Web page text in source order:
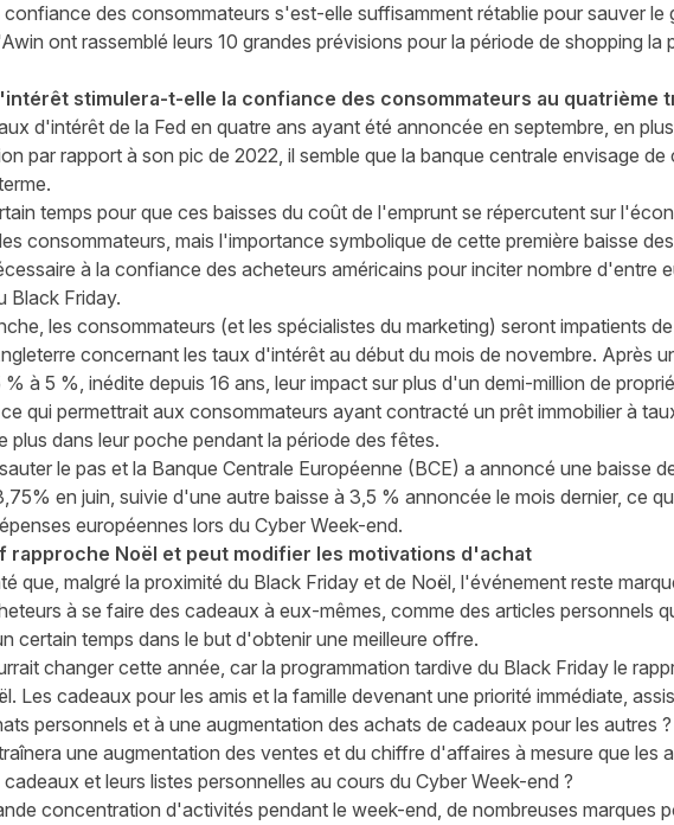
confiance des consommateurs s'est-elle suffisamment rétablie pour sauver le
ont rassemblé leurs 10 grandes prévisions pour la période de shopping la
stimulera-t-elle la confiance des consommateurs au quatrième
d'intérêt de la Fed en quatre ans ayant été annoncée en septembre, en
par rapport à son pic de 2022, il semble que la banque centrale envisage de
temps pour que ces baisses du coût de l'emprunt se répercutent sur
consommateurs, mais l'importance symbolique de cette première baisse
à la confiance des acheteurs américains pour inciter nombre d'entre
Black Friday.
les consommateurs (et les spécialistes du marketing) seront impatients
concernant les taux d'intérêt au début du mois de novembre. Après
à 5 %, inédite depuis 16 ans, leur impact sur plus d'un demi-million de
qui permettrait aux consommateurs ayant contracté un prêt immobilier à
plus dans leur poche pendant la période des fêtes.
le pas et la Banque Centrale Européenne (BCE) a annoncé une baisse
en juin, suivie d'une autre baisse à 3,5 % annoncée le mois dernier, ce
européennes lors du Cyber Week-end.
rapproche Noël et peut modifier les motivations d'achat
que, malgré la proximité du Black Friday et de Noël, l'événement reste
à se faire des cadeaux à eux-mêmes, comme des articles personnels
certain temps dans le but d'obtenir une meilleure offre.
changer cette année, car la programmation tardive du Black Friday le
Les cadeaux pour les amis et la famille devenant une priorité immédiate,
personnels et à une augmentation des achats de cadeaux pour les autres
une augmentation des ventes et du chiffre d'affaires à mesure que les
et leurs listes personnelles au cours du Cyber Week-end ?
concentration d'activités pendant le week-end, de nombreuses marques